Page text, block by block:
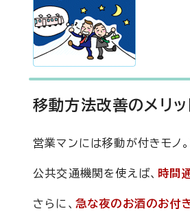
移動方法改善のメリッ
営業マンには移動が付きモノ
公共交通機関を使えば、 時間
さらに、 急な夜のお酒のお付